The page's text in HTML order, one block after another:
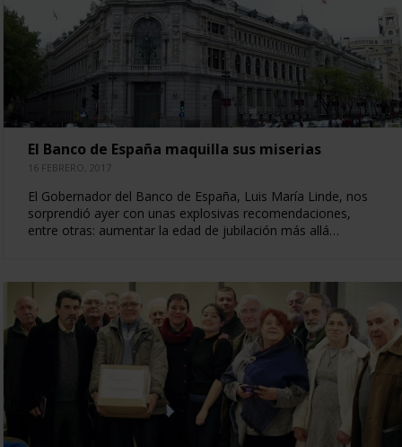
El Banco de España maquilla sus miserias
16 FEBRERO, 2017
El Gobernador del Banco de España, Luis María Linde, nos
sorprendió ayer con unas explosivas recomendaciones,
entre otras: aumentar la edad de jubilación más allá…